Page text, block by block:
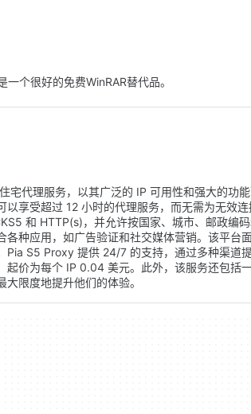
个很好的免费WinRAR替代品。
宅代理服务，以其广泛的 IP 可用性和强大的功
以享受超过 12 小时的代理服务，而无需为无效
和 HTTP(s)，并允许按国家、城市、邮政编
各种应用，如广告验证和社交媒体营销。该平台
Pia S5 Proxy 提供 24/7 的支持，通过多种渠道
起价为每个 IP 0.04 美元。此外，该服务还包括
限度地提升他们的体验。